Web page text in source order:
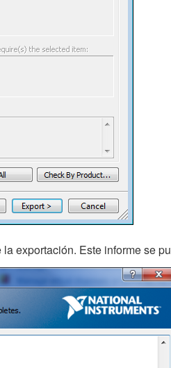
exportación. Este informe se